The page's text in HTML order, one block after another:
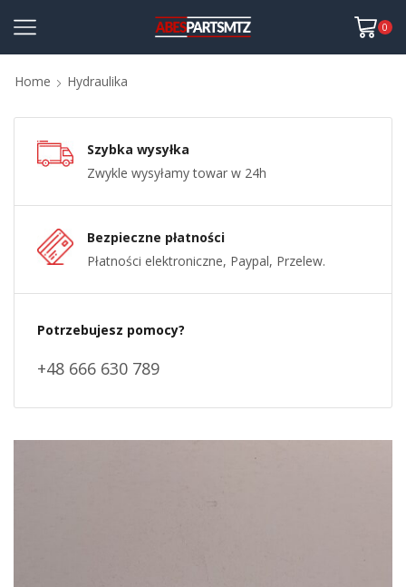
0
Home Hydraulika
Szybka wysyłka
Zwykle wysyłamy towar w 24h
Bezpieczne płatności
Płatności elektroniczne, Paypal, Przelew.
Potrzebujesz pomocy?
+48 666 630 789